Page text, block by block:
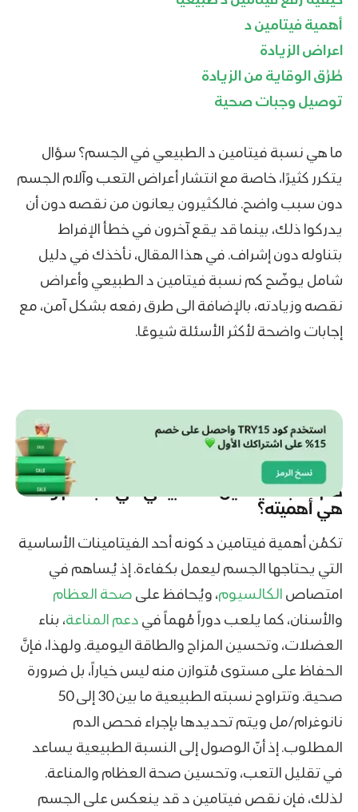
أهمية فيتامين د
اعراض الزيادة
طُرُق الوقاية من الزيادة
توصيل وجبات صحية
ما هي نسبة فيتامين د الطبيعي في الجسم؟ سؤال
يتكرر كثيرًا، خاصة مع انتشار أعراض التعب وآلام الجسم
دون سبب واضح. فالكثيرون يعانون من نقصه دون أن
يدركوا ذلك، بينما قد يقع آخرون في خطأ الإفراط
بتناوله دون إشراف. في هذا المقال، نأخذك في دليل
شامل يوضّح كم نسبة فيتامين د الطبيعي وأعراض
نقصه وزيادته، بالإضافة الى طرق رفعه بشكل آمن، مع
إجابات واضحة لأكثر الأسئلة شيوعًا.
كم نسبه فيتامين د الطبيعي في الجسم وما
هي أهميته؟
تكمُن أهمية فيتامين د كونه أحد الفيتامينات الأساسية
التي يحتاجها الجسم ليعمل بكفاءة. إذ يُساهم في
امتصاص الكالسيوم، ويُحافظ على صحة العظام
والأسنان، كما يلعب دوراً مُهماً في دعم المناعة، بناء
العضلات، وتحسين المزاج والطاقة اليومية. ولهذا، فإنَّ
الحفاظ على مستوى مُتوازن منه ليس خياراً، بل ضرورة
صحية. وتتراوح نسبته الطبيعية ما بين 30 إلى 50
نانوغرام/مل ويتم تحديدها بإجراء فحص الدم
المطلوب. إذ أنّ الوصول إلى النسبة الطبيعية يساعد
في تقليل التعب، وتحسين صحة العظام والمناعة.
لذلك، فإن نقص فيتامين د قد ينعكس على الجسم